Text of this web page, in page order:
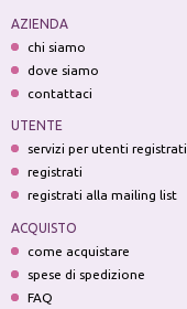
AZIENDA
chi siamo
dove siamo
contattaci
UTENTE
servizi per utenti registrati
registrati
registrati alla mailing list
ACQUISTO
come acquistare
spese di spedizione
FAQ